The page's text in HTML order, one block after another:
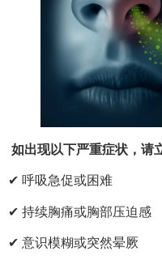
如出现以下严重症状，请
✔ 呼吸急促或困难
✔ 持续胸痛或胸部压迫感
✔ 意识模糊或突然晕厥